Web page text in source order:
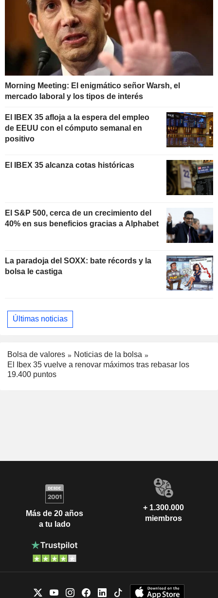
Morning Meeting: El enigmático señor Warsh, el
mercado laboral y los tipos de interés
El IBEX 35 afloja a la espera del empleo
de EEUU con el cómputo semanal en
positivo
El IBEX 35 alcanza cotas históricas
El S&P 500, cerca de un crecimiento del
40% en sus beneficios gracias a Alphabet
La paradoja del SOXX: bate récords y la
bolsa le castiga
Últimas noticias
Bolsa de valores
Noticias de la bolsa
El Ibex 35 vuelve a renovar máximos tras rebasar los
19.400 puntos
Más de 20 años
a tu lado
+ 1.300.000
miembros